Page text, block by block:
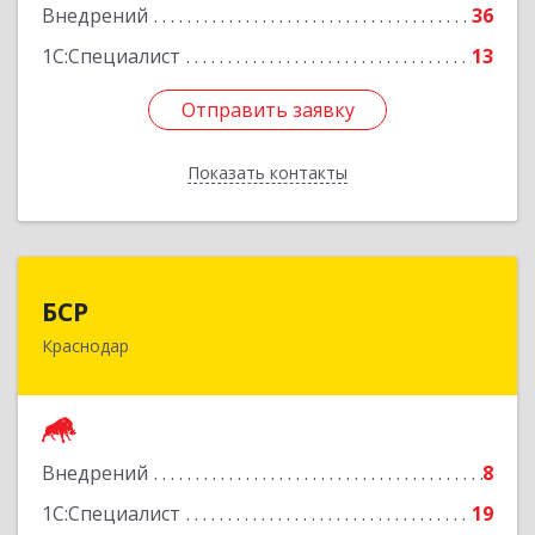
Внедрений
36
1С:Специалист
13
Отправить заявку
Показать контакты
Отправить заявку
Назад
БСР
Краснодар
Внедрений
8
1С:Специалист
19
350049, Краснодарский край, Краснодар г, им.